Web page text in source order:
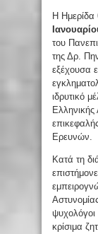
Η Ημερίδα
του
της Δρ.
εξέχουσα
ιδρυτικό
Ερευνών.
Κατά τη
ψυχολόγοι
κρίσιμα